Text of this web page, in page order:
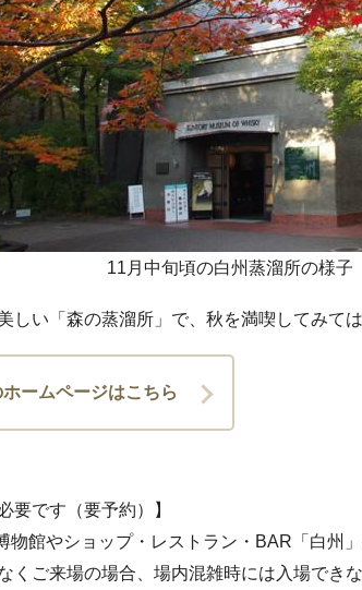
11月中旬頃の白州蒸溜所の様子
しい「森の蒸溜所」で、秋を満喫してみて
ームページはこちら
要です（要予約）】
物館やショップ・レストラン・BAR「白州
くご来場の場合、場内混雑時には入場でき